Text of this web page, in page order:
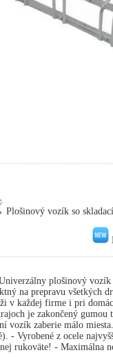
Plošinový vozík so
plošinový
na prepravu všetkých
v každej firme i pri
je zakončený
vozík zaberie málo
- Vyrobené z ocele
rukoväte! - Maximálna